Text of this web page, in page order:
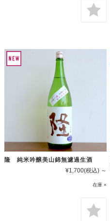
隆 純米吟醸美山錦無濾過生酒
¥1,700(税込) ～
在庫 ×